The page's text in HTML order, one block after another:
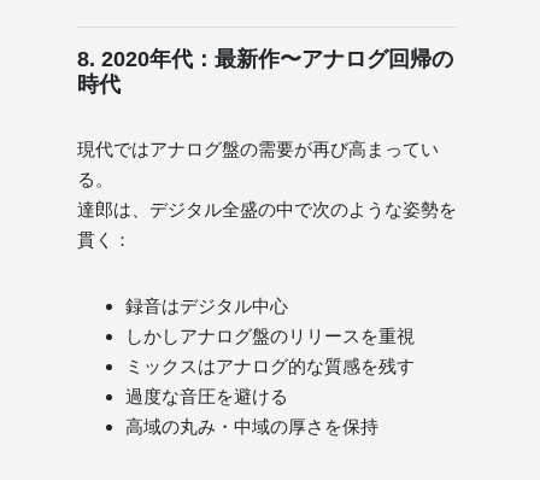
8. 2020年代：最新作〜アナログ回帰の
時代
現代ではアナログ盤の需要が再び高まってい
る。
達郎は、デジタル全盛の中で次のような姿勢を
貫く：
録音はデジタル中心
しかしアナログ盤のリリースを重視
ミックスはアナログ的な質感を残す
過度な音圧を避ける
高域の丸み・中域の厚さを保持